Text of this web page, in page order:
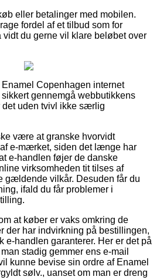
eller betalinger med mobilen.
fordel af et tilbud som for
du gerne vil klare beløbet over
Copenhagen internet
gennemgå webbutikkens
det uden tvivl ikke særlig
være at granske hvorvidt
e-mærket, siden det længe har
e-handlen føjer de danske
virksomheden tit tilses af
gældende vilkår. Desuden får du
ifald du får problemer i
at køber er vaks omkring de
der har indvirkning på bestillingen,
e-handlen garanterer. Her er det på
stadig gemmer ens e-mail
kunne bevise sin ordre af Enamel
sølv., uanset om man er dreng